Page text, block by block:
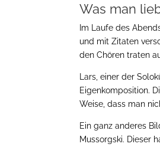
Was man
Im Laufe des
und mit Zitaten
den Chören traten
Lars, einer der
Eigenkomposition.
Weise, dass man
Ein ganz anderes
Mussorgski. Dieser